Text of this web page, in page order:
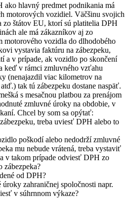
ako hlavný predmet podnikania má
motorových vozidiel. Väčšinu svojich
zo štátov EU, ktorí sú platitelia DPH
ale má zákazníkov aj zo
motorového vozidla do dlhodobého
vystavia faktúru na zábezpeku,
a v prípade, ak vozidlo po skončení
keď v rámci zmluvného vzťahu
(nenajazdil viac kilometrov na
tak tú zábezpeku dostane naspäť.
s mesačnou platbou za prenájom
zmluvné úroky na obdobie, v
Chcel by som sa opýtať:
treba uviesť DPH alebo to
poškodí alebo nedodrží zmluvné
mu nebude vrátená, treba vystaviť
v takom prípade odviesť DPH zo
zábezpeka?
od DPH?
zahraničnej spoločnosti napr.
v súhrnnom výkaze?